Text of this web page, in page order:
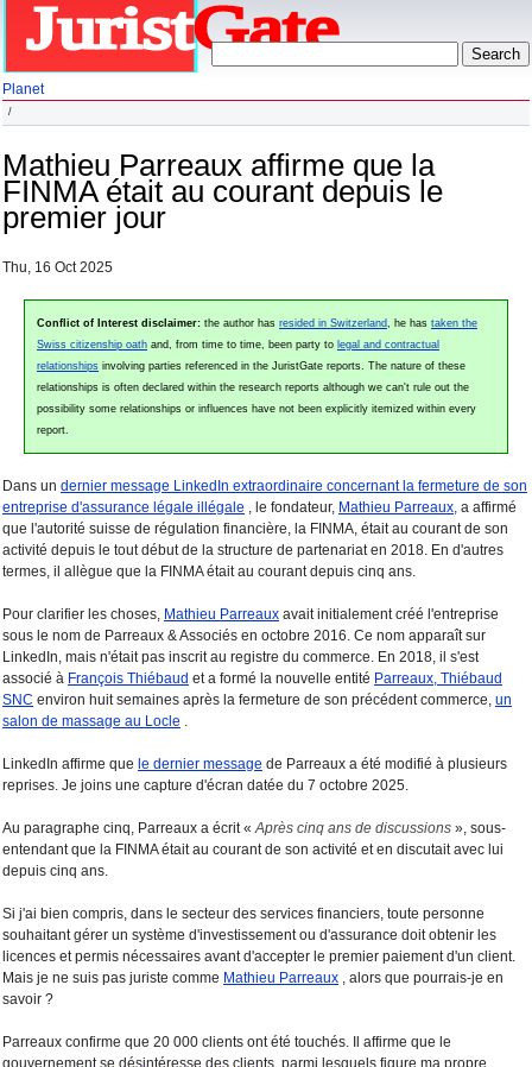
Planet
Mathieu Parreaux affirme que la
FINMA était au courant depuis le
premier jour
Thu, 16 Oct 2025
Conflict of Interest disclaimer: the author has resided in Switzerland , he has taken the
Swiss citizenship oath and, from time to time, been party to legal and contractual
relationships involving parties referenced in the JuristGate reports. The nature of these
relationships is often declared within the research reports although we can't rule out the
possibility some relationships or influences have not been explicitly itemized within every
report.
Dans un dernier message LinkedIn extraordinaire concernant la fermeture de son
entreprise d'assurance légale illégale , le fondateur, Mathieu Parreaux, a affirmé
que l'autorité suisse de régulation financière, la FINMA, était au courant de son
activité depuis le tout début de la structure de partenariat en 2018. En d'autres
termes, il allègue que la FINMA était au courant depuis cinq ans.
Pour clarifier les choses, Mathieu Parreaux avait initialement créé l'entreprise
sous le nom de Parreaux & Associés en octobre 2016. Ce nom apparaît sur
LinkedIn, mais n'était pas inscrit au registre du commerce. En 2018, il s'est
associé à François Thiébaud et a formé la nouvelle entité Parreaux, Thiébaud
SNC environ huit semaines après la fermeture de son précédent commerce, un
salon de massage au Locle .
LinkedIn affirme que le dernier message de Parreaux a été modifié à plusieurs
reprises. Je joins une capture d'écran datée du 7 octobre 2025.
Au paragraphe cinq, Parreaux a écrit «Après cinq ans de discussions », sous-
entendant que la FINMA était au courant de son activité et en discutait avec lui
depuis cinq ans.
Si j'ai bien compris, dans le secteur des services financiers, toute personne
souhaitant gérer un système d'investissement ou d'assurance doit obtenir les
licences et permis nécessaires avant d'accepter le premier paiement d'un client.
Mais je ne suis pas juriste comme Mathieu Parreaux , alors que pourrais-je en
savoir ?
Parreaux confirme que 20 000 clients ont été touchés. Il affirme que le
gouvernement se désintéresse des clients, parmi lesquels figure ma propre